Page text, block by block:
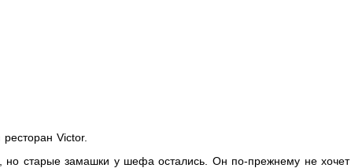
Victor.
старые замашки у шефа остались. Он по-прежнему не хочет